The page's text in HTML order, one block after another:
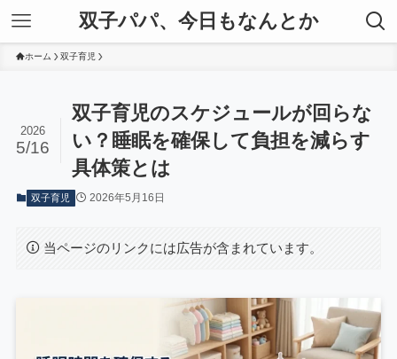
双子パパ、今日もなんとか
ホーム 双子育児
双子育児のスケジュールが回らな
い？睡眠を確保して負担を減らす
具体策とは
2026
5/16
双子育児 2026年5月16日
当ページのリンクには広告が含まれています。